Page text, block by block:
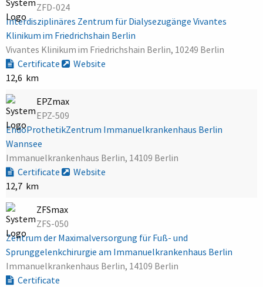
ZFD-024
Interdisziplinäres Zentrum für Dialysezugänge Vivantes
Klinikum im Friedrichshain Berlin
Vivantes Klinikum im Friedrichshain Berlin, 10249 Berlin
Certificate
Website
12,6 km
EPZmax
EPZ-509
EndoProthetikZentrum Immanuelkrankenhaus Berlin
Wannsee
Immanuelkrankenhaus Berlin, 14109 Berlin
Certificate
Website
12,7 km
ZFSmax
ZFS-050
Zentrum der Maximalversorgung für Fuß- und
Sprunggelenkchirurgie am Immanuelkrankenhaus Berlin
Immanuelkrankenhaus Berlin, 14109 Berlin
Certificate